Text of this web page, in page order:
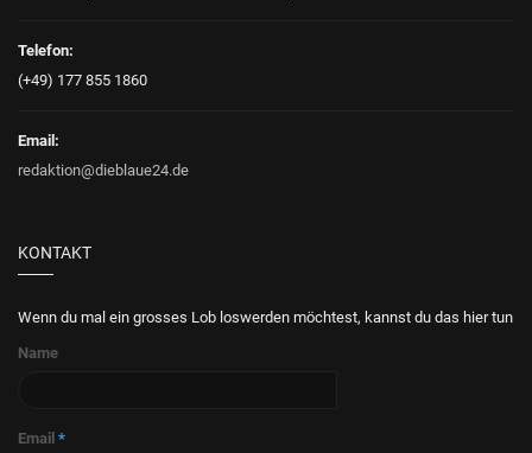
Telefon:
(+49) 177 855 1860
Email:
redaktion@dieblaue24.de
KONTAKT
Wenn du mal ein grosses Lob loswerden möchtest, kannst du das hier tun
Name
Email *